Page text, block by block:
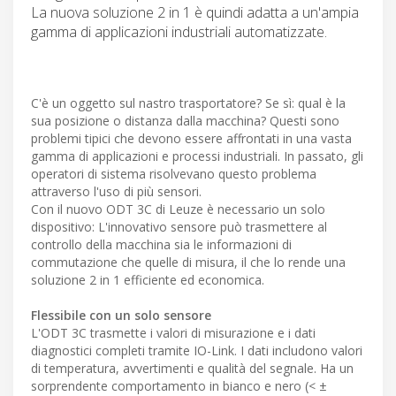
La nuova soluzione 2 in 1 è quindi adatta a un'ampia
gamma di applicazioni industriali automatizzate.
C'è un oggetto sul nastro trasportatore? Se sì: qual è la
sua posizione o distanza dalla macchina? Questi sono
problemi tipici che devono essere affrontati in una vasta
gamma di applicazioni e processi industriali. In passato, gli
operatori di sistema risolvevano questo problema
attraverso l'uso di più sensori.
Con il nuovo ODT 3C di Leuze è necessario un solo
dispositivo: L'innovativo sensore può trasmettere al
controllo della macchina sia le informazioni di
commutazione che quelle di misura, il che lo rende una
soluzione 2 in 1 efficiente ed economica.
Flessibile con un solo sensore
L'ODT 3C trasmette i valori di misurazione e i dati
diagnostici completi tramite IO-Link. I dati includono valori
di temperatura, avvertimenti e qualità del segnale. Ha un
sorprendente comportamento in bianco e nero (< ±